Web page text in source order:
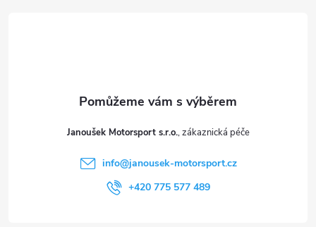
Janoušek Motorsport s.r.o.
info@janousek-motorsport.cz
+420 775 577 489